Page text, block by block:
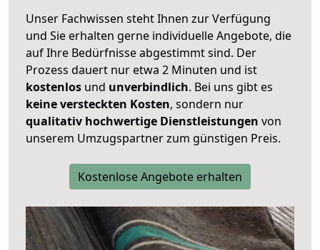
Unser Fachwissen steht Ihnen zur Verfügung
und Sie erhalten gerne individuelle Angebote, die
auf Ihre Bedürfnisse abgestimmt sind. Der
Prozess dauert nur etwa 2 Minuten und ist
kostenlos und unverbindlich. Bei uns gibt es
keine versteckten Kosten, sondern nur
qualitativ hochwertige Dienstleistungen von
unserem Umzugspartner zum günstigen Preis.
Kostenlose Angebote erhalten